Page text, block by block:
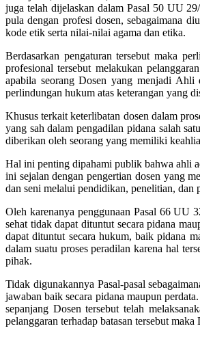
juga telah dijelaskan dalam Pasal 50 UU
pula dengan profesi dosen, sebagaimana
kode etik serta nilai-nilai agama dan etika.
Berdasarkan pengaturan tersebut maka
profesional tersebut melakukan
apabila seorang Dosen yang menjadi Ahli
perlindungan hukum atas keterangan yang
Khusus terkait keterlibatan dosen dalam
yang sah dalam pengadilan pidana salah
diberikan oleh seorang yang memiliki
Hal ini penting dipahami publik bahwa ahli
ini sejalan dengan pengertian dosen yang
dan seni melalui pendidikan, penelitian, dan
Oleh karenanya penggunaan Pasal 66 UU
sehat tidak dapat dituntut secara pidana
dapat dituntut secara hukum, baik pidana
dalam suatu proses peradilan karena hal
pihak.
Tidak digunakannya Pasal-pasal
jawaban baik secara pidana maupun
sepanjang Dosen tersebut telah
pelanggaran terhadap batasan tersebut